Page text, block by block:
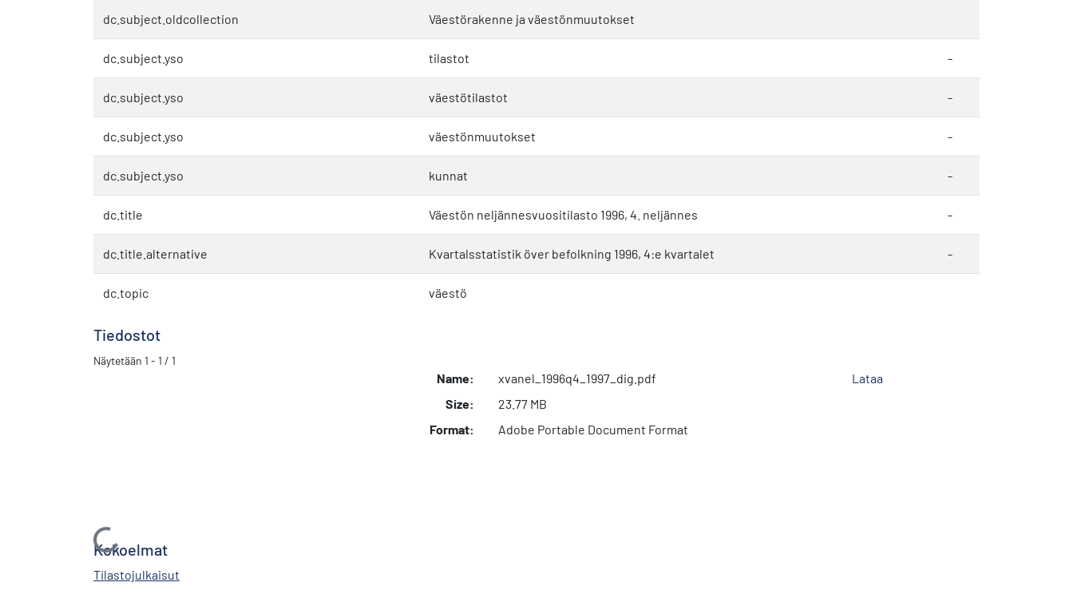
dc.subject.oldcollection Väestörakenne ja väestönmuutokset
dc.subject.yso tilastot -
dc.subject.yso väestötilastot -
dc.subject.yso väestönmuutokset -
dc.subject.yso kunnat -
dc.title Väestön neljännesvuositilasto 1996, 4. neljännes -
dc.title.alternative Kvartalsstatistik över befolkning 1996, 4:e kvartalet -
dc.topic väestö
Tiedostot
Näytetään 1 - 1 / 1
Ladataan...
Name:
xvanel_1996q4_1997_dig.pdf
Size:
23.77 MB
Format:
Adobe Portable Document Format
Lataa
Kokoelmat
Tilastojulkaisut